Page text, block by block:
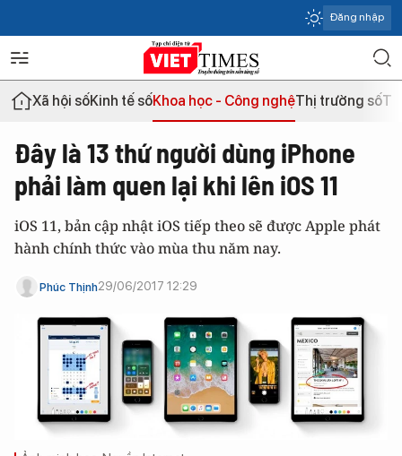
Đăng nhập
Xã hội sốKinh tế sốKhoa học - Công nghệThị trường số
Đây là 13 thứ người dùng iPhone
phải làm quen lại khi lên iOS 11
iOS 11, bản cập nhật iOS tiếp theo sẽ được Apple phát
hành chính thức vào mùa thu năm nay.
Phúc Thịnh29/06/2017 12:29